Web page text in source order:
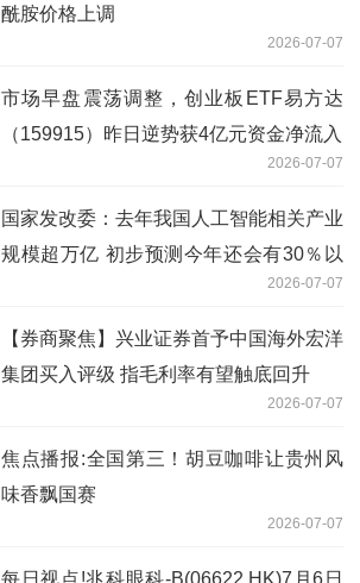
酰胺价格上调
2026-07-07
市场早盘震荡调整，创业板ETF易方达
（159915）昨日逆势获4亿元资金净流入
2026-07-07
国家发改委：去年我国人工智能相关产业
规模超万亿 初步预测今年还会有30％以
2026-07-07
【券商聚焦】兴业证券首予中国海外宏洋
集团买入评级 指毛利率有望触底回升
2026-07-07
焦点播报:全国第三！胡豆咖啡让贵州风
味香飘国赛
2026-07-07
每日视点!兆科眼科-B(06622.HK)7月6日